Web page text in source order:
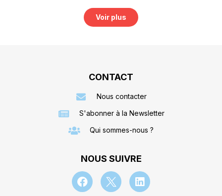
Voir plus
CONTACT
Nous contacter
S'abonner à la Newsletter
Qui sommes-nous ?
NOUS SUIVRE